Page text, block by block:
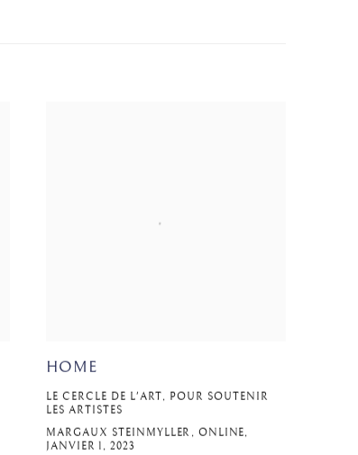
HOME
LE CERCLE DE L'ART, POUR SOUTENIR
LES ARTISTES
MARGAUX STEINMYLLER, ONLINE,
JANVIER 1, 2023